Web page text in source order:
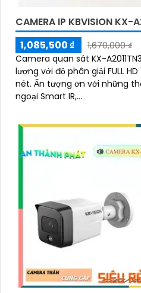
CAMERA IP KBVISION KX-
1,085,500 ₫
1,670,000 ₫
Camera quan sát KX-
lượng với độ phân giải FULL
nét. Ấn tượng ơn với những thông số là với chế độ hồng
ngoại Smart IR,...